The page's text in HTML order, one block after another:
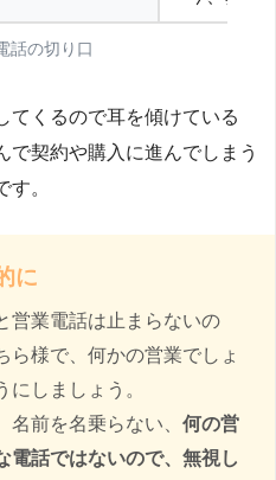
話の切り口
てくるので耳を傾けている
で契約や購入に進んでしまう
。
に
営業電話は止まらないの
ら様で、何かの営業でしょ
にしましょう。
前を名乗らない、 何の営
電話ではないので、無視し